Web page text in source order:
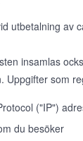
utbetalning av
insamlas
Uppgifter som
("IP")
du besöker